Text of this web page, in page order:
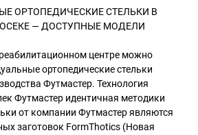
ОРТОПЕДИЧЕСКИЕ СТЕЛЬКИ В
— ДОСТУПНЫЕ МОДЕЛИ
центре можно
ортопедические стельки
Футмастер. Технология
Футмастер идентичная методики
от компании Футмастер являются
заготовок FormThotics (Новая